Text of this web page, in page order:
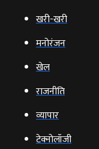
खरी-खरी
मनोरंजन
खेल
राजनीति
व्‍यापार
टेक्‍नोलॉजी